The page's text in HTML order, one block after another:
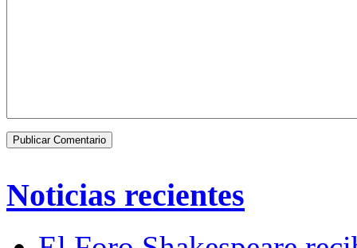
Noticias recientes